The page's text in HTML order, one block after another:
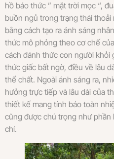
hồ báo thức ” mặt trời mọc “,
buồn ngủ trong trạng thái
bằng cách tạo ra ánh sáng
thức mô phỏng theo cơ chế
cách đánh thức con người khỏi
thức giấc bất ngờ, điều về lâu
thể chất. Ngoài ánh sáng ra,
hưởng trực tiếp và lâu dài của
thiết kế mang tính bảo toàn
cũng được chú trọng như
chí.